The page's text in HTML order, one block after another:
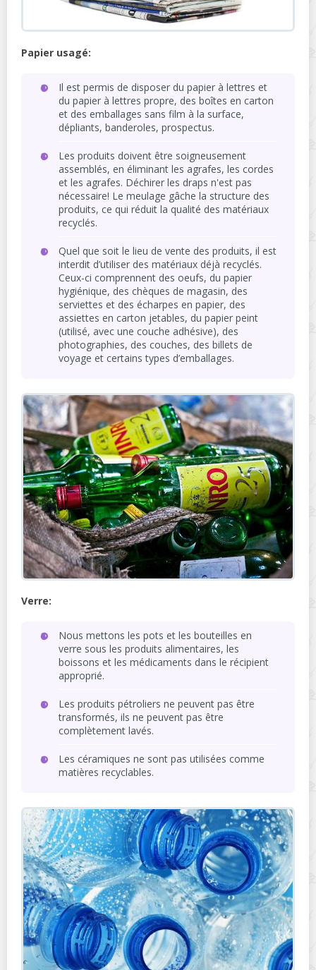
Papier usagé:
Il est permis de disposer du papier à lettres et
du papier à lettres propre, des boîtes en carton
et des emballages sans film à la surface,
dépliants, banderoles, prospectus.
Les produits doivent être soigneusement
assemblés, en éliminant les agrafes, les cordes
et les agrafes. Déchirer les draps n'est pas
nécessaire! Le meulage gâche la structure des
produits, ce qui réduit la qualité des matériaux
recyclés.
Quel que soit le lieu de vente des produits, il est
interdit d’utiliser des matériaux déjà recyclés.
Ceux-ci comprennent des oeufs, du papier
hygiénique, des chèques de magasin, des
serviettes et des écharpes en papier, des
assiettes en carton jetables, du papier peint
(utilisé, avec une couche adhésive), des
photographies, des couches, des billets de
voyage et certains types d’emballages.
Verre:
Nous mettons les pots et les bouteilles en
verre sous les produits alimentaires, les
boissons et les médicaments dans le récipient
approprié.
Les produits pétroliers ne peuvent pas être
transformés, ils ne peuvent pas être
complètement lavés.
Les céramiques ne sont pas utilisées comme
matières recyclables.